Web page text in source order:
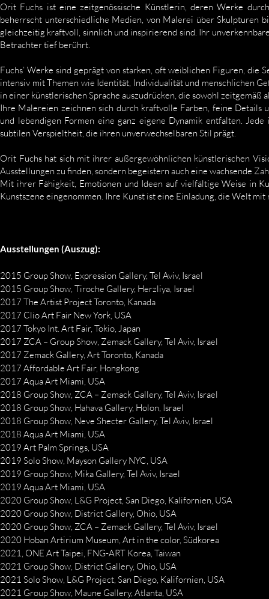
Orit Fuchs ist eine zeitgenössische Künstlerin, deren Werke
beherrscht unterschiedliche Medien, von Malerei über Skulpturen
gleichzeitig kraftvoll, sinnlich und inspirierend sind. Ihr
Betrachter tief berührt.
Fuchs’ Werke sind geprägt von starken, oft weiblichen Figuren, die
intensiv mit Themen wie Identität, Individualität und menschlichen
in einer künstlerischen Sprache auszudrücken, die sowohl zeitgemäß
Ihre Malereien zeichnen sich durch kraftvolle Farben, feine Details
und lebendigen Formen eine ganz eigene Dynamik entfalten.
subtilen Verspieltheit, die ihren unverwechselbaren Stil prägt.
Orit Fuchs hat sich mit ihrer außergewöhnlichen künstlerischen
Ausstellungen zu finden, sondern begeistern auch eine wachsende
Mit ihrer Fähigkeit, Emotionen und Ideen auf vielfältige Weise in
Kunstszene eingenommen. Ihre Kunst ist eine Einladung, die Welt
Ausstellungen (Auszug):
2015 Group Show, Expression Gallery, Tel Aviv, Israel
2015 Group Show, Tiroche Gallery, Herzliya, Israel
2017 The Artist Project Toronto, Kanada
2017 Clio Art Fair New York, USA
2017 Tokyo Int. Art Fair, Tokio, Japan
2017 ZCA – Group Show, Zemack Gallery, Tel Aviv, Israel
2017 Zemack Gallery, Art Toronto, Kanada
2017 Affordable Art Fair, Hongkong
2017 Aqua Art Miami, USA
2018 Group Show, ZCA – Zemack Gallery, Tel Aviv, Israel
2018 Group Show, Hahava Gallery, Holon, Israel
2018 Group Show, Neve Shecter Gallery, Tel Aviv, Israel
2018 Aqua Art Miami, USA
2019 Art Palm Springs, USA
2019 Solo Show, Mayson Gallery NYC, USA
2019 Group Show, Mika Gallery, Tel Aviv, Israel
2019 Aqua Art Miami, USA
2020 Group Show, L&G Project, San Diego, Kalifornien, USA
2020 Group Show, District Gallery, Ohio, USA
2020 Group Show, ZCA – Zemack Gallery, Tel Aviv, Israel
2020 Hoban Artirium Museum, Art in the color, Südkorea
2021, ONE Art Taipei, FNG-ART Korea, Taiwan
2021 Group Show, District Gallery, Ohio, USA
2021 Solo Show, L&G Project, San Diego, Kalifornien, USA
2021 Group Show, Maune Gallery, Atlanta, USA